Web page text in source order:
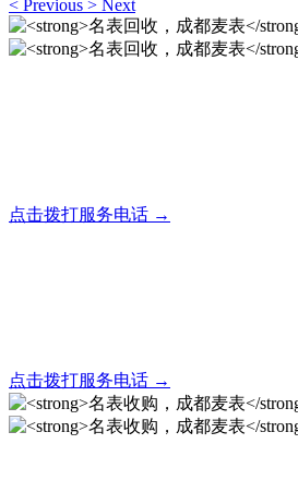
< Previous > Next
点击拨打服务电话 →
点击拨打服务电话 →